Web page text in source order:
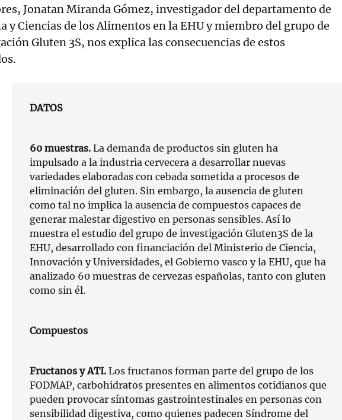
Jonatan Miranda Gómez, investigador del departamento de
y Ciencias de los Alimentos en la EHU y miembro del grupo de
Gluten 3S, nos explica las consecuencias de estos
DATOS
60 muestras. La demanda de productos sin gluten ha
impulsado a la industria cervecera a desarrollar nuevas
variedades elaboradas con cebada sometida a procesos de
eliminación del gluten. Sin embargo, la ausencia de gluten
como tal no implica la ausencia de compuestos capaces de
generar malestar digestivo en personas sensibles. Así lo
muestra el estudio del grupo de investigación Gluten3S de la
EHU, desarrollado con financiación del Ministerio de Ciencia,
Innovación y Universidades, el Gobierno vasco y la EHU, que ha
analizado 60 muestras de cervezas españolas, tanto con gluten
como sin él.
Compuestos
Fructanos y ATI. Los fructanos forman parte del grupo de los
FODMAP, carbohidratos presentes en alimentos cotidianos que
pueden provocar síntomas gastrointestinales en personas con
sensibilidad digestiva, como quienes padecen Síndrome del